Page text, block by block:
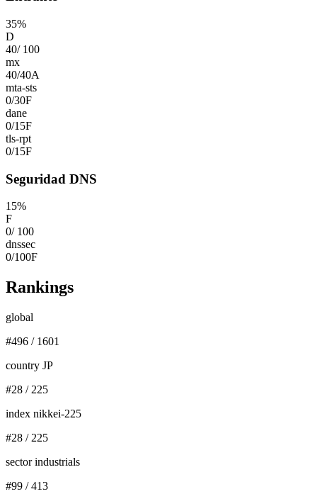
35%
D
40/ 100
mx
40/40A
mta-sts
0/30F
dane
0/15F
tls-rpt
0/15F
Seguridad DNS
15%
F
0/ 100
dnssec
0/100F
Rankings
global
#496 / 1601
country JP
#28 / 225
index nikkei-225
#28 / 225
sector industrials
#99 /413